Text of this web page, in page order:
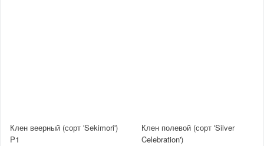
Клен веерный (сорт 'Sekimori')
P1
Клен полевой (сорт 'Silver
Celebration')